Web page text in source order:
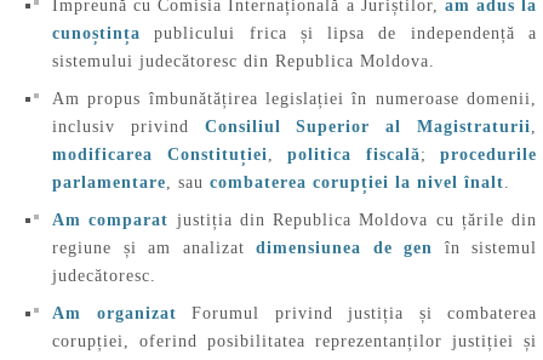
Împreună cu Comisia Internațională a Juriștilor, am adus la
cunoștința publicului frica și lipsa de independență a
sistemului judecătoresc din Republica Moldova.
Am propus îmbunătățirea legislației în numeroase domenii,
inclusiv privind Consiliul Superior al Magistraturii
modificarea Constituției
politica fiscală; procedurile
parlamentare , sau combaterea corupției la nivel înalt
Am comparat justiția din Republica Moldova cu țările din
regiune și am analizat dimensiunea de gen
în sistemul
judecătoresc.
Am organizat Forumul privind justiția și combaterea
corupției, oferind posibilitatea reprezentanților justiției și